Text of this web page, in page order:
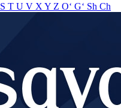
S T U V X Y Z O‘ G‘ Sh Ch